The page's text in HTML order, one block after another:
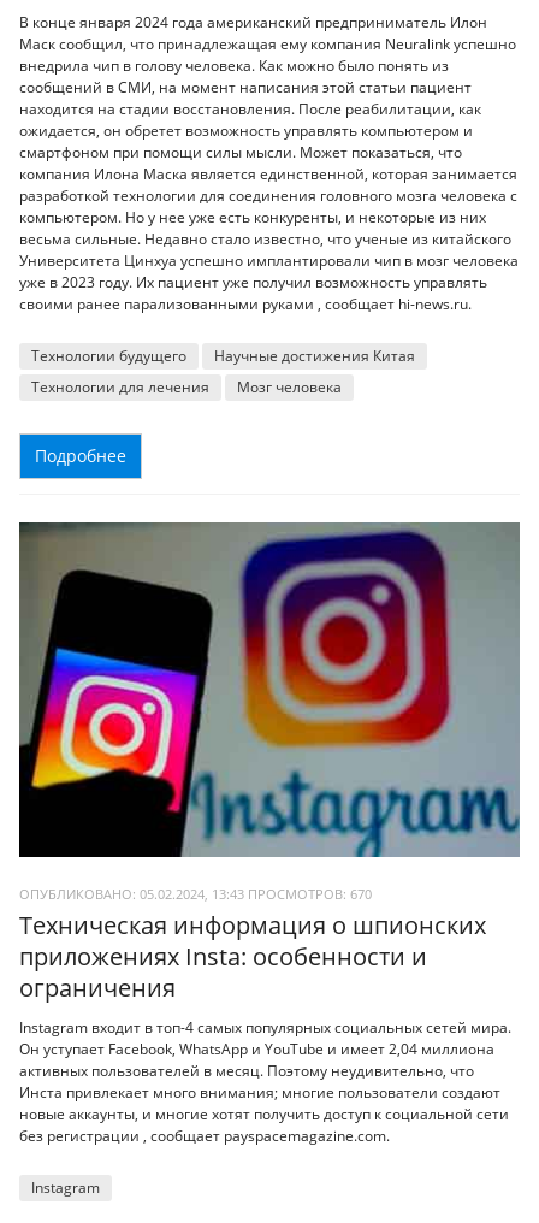
В конце января 2024 года американский предприниматель Илон
Маск сообщил, что принадлежащая ему компания Neuralink успешно
внедрила чип в голову человека. Как можно было понять из
сообщений в СМИ, на момент написания этой статьи пациент
находится на стадии восстановления. После реабилитации, как
ожидается, он обретет возможность управлять компьютером и
смартфоном при помощи силы мысли. Может показаться, что
компания Илона Маска является единственной, которая занимается
разработкой технологии для соединения головного мозга человека с
компьютером. Но у нее уже есть конкуренты, и некоторые из них
весьма сильные. Недавно стало известно, что ученые из китайского
Университета Цинхуа успешно имплантировали чип в мозг человека
уже в 2023 году. Их пациент уже получил возможность управлять
своими ранее парализованными руками , сообщает hi-news.ru.
Технологии будущего
Научные достижения Китая
Технологии для лечения
Мозг человека
Подробнее
ОПУБЛИКОВАНО: 05.02.2024, 13:43 ПРОСМОТРОВ: 670
Техническая информация о шпионских
приложениях Insta: особенности и
ограничения
Instagram входит в топ-4 самых популярных социальных сетей мира.
Он уступает Facebook, WhatsApp и YouTube и имеет 2,04 миллиона
активных пользователей в месяц. Поэтому неудивительно, что
Инста привлекает много внимания; многие пользователи создают
новые аккаунты, и многие хотят получить доступ к социальной сети
без регистрации , сообщает payspacemagazine.com.
Instagram